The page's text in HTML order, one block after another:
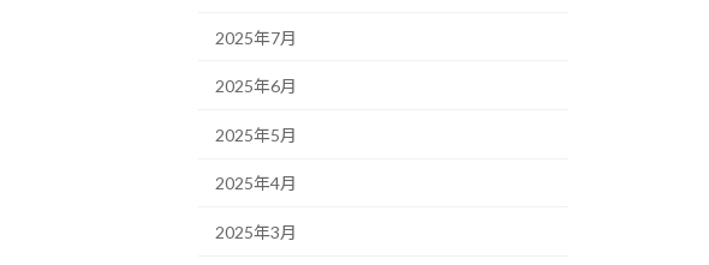
2025年7月
2025年6月
2025年5月
2025年4月
2025年3月